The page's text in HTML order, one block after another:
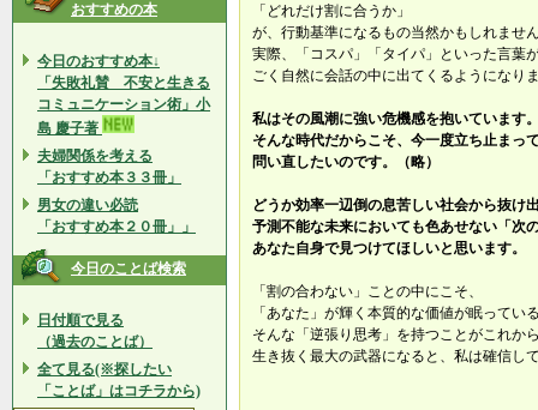
おすすめの本
今日のおすすめ本↓
「失敗礼賛 不安と生きる
コミュニケーション術」小
島 慶子著
夫婦関係を考える
「おすすめ本３３冊」
男女の違い必読
「おすすめ本２０冊」」
今日のことば検索
日付順で見る
（過去のことば）
全て見る(※探したい
「ことば」はコチラから)
「どれだけ割に合うか」
が、行動基準になるもの当然かもしれませ
実際、「コスパ」「タイパ」といった言葉
ごく自然に会話の中に出てくるようになり
私はその風潮に強い危機感を抱いています
そんな時代だからこそ、今一度立ち止まっ
問い直したいのです。（略）
どうか効率一辺倒の息苦しい社会から抜け
予測不能な未来においても色あせない「次
あなた自身で見つけてほしいと思います。
「割の合わない」ことの中にこそ、
「あなた」が輝く本質的な価値が眠ってい
そんな「逆張り思考」を持つことがこれか
生き抜く最大の武器になると、私は確信し